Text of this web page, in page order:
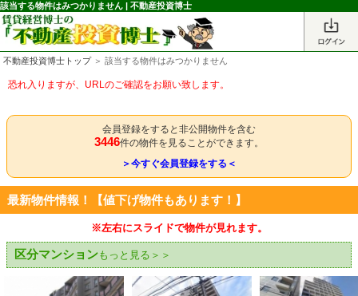
該当する物件はみつかりません | 不動産投資博士
不動産投資博士トップ＞ 該当する物件はみつかりません
恐れ入りますが、URLのご確認をお願い致します。
会員登録をすると非公開物件を含む
3446件の物件を見ることができます。
＞今すぐ会員登録をする＜
最新物件情報！【値下げ物件もあります！】
※左右にスライドで物件が見れます。
区分マンションもっと見る＞＞